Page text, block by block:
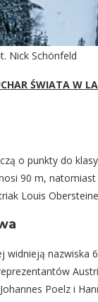
Nick Schönfeld
ŚWIATA W
o punkty do
90 m,
Louis
widnieją nazwiska
Poelz i